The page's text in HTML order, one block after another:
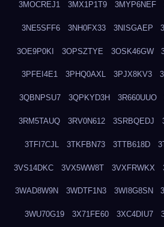
3MOCREJ1 3MX1P1T9 3MYP6NEF
3NE5SFF6 3NH0FX33 3NISGAEP
3OE9P0KI 3OPSZTYE 3OSK46GW
3PFEI4E1 3PHQ0AXL 3PJX8KV3
3QBNPSU7 3QPKYD3H 3R660UUO
3RM5TAUQ 3RV0N612 3SRBQEDJ
3TFI7CJL 3TKFBN73 3TTB618D
3VS14DKC 3VX5WW8T 3VXFRWKX
3WAD8W9N 3WDTF1N3 3WI8G8SN
3WU70G19 3X71FE60 3XC4DIU7